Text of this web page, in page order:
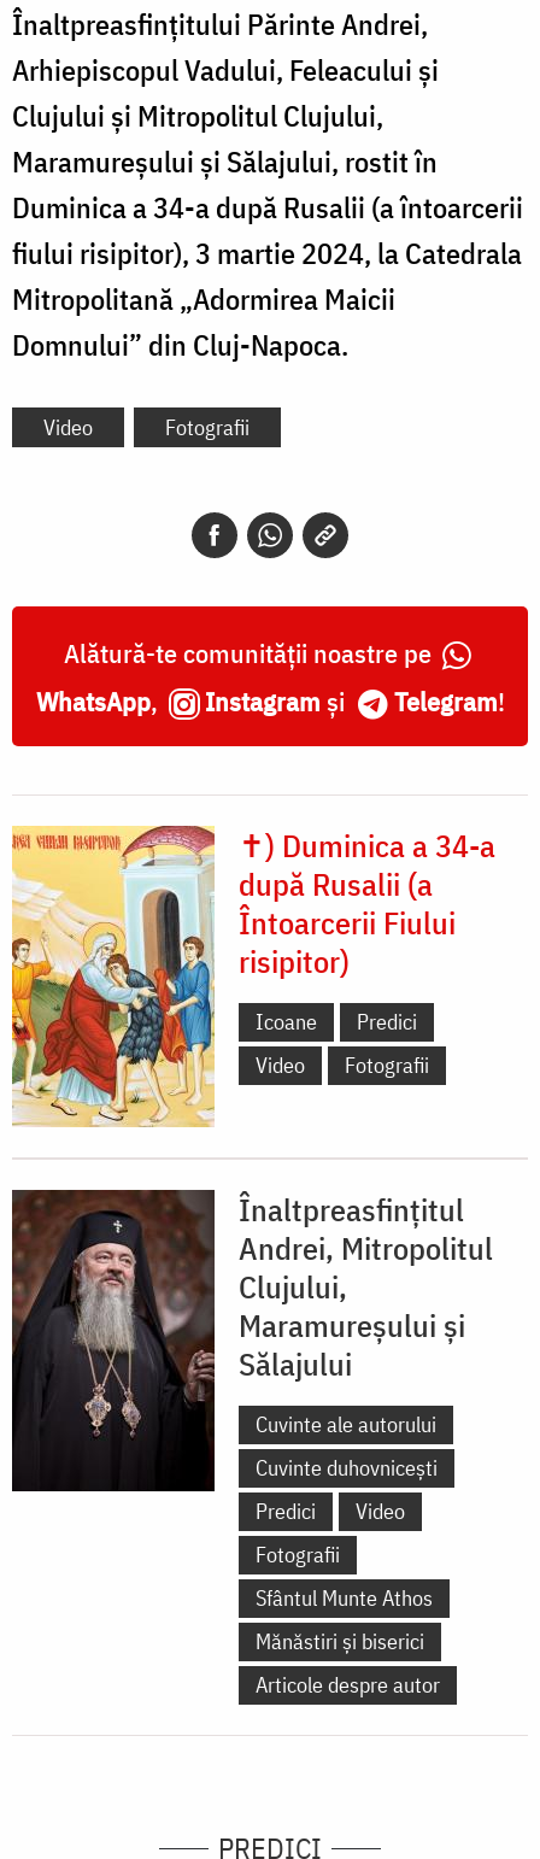
Înaltpreasfințitului Părinte Andrei,
Arhiepiscopul Vadului, Feleacului și
Clujului și Mitropolitul Clujului,
Maramureșului și Sălajului, rostit în
Duminica a 34-a după Rusalii (a întoarcerii
fiului risipitor), 3 martie 2024, la Catedrala
Mitropolitană „Adormirea Maicii
Domnului” din Cluj-Napoca.
Video Fotografii
Alătură-te comunității noastre pe
WhatsApp, Instagram și Telegram!
✝) Duminica a 34-a
după Rusalii (a
Întoarcerii Fiului
risipitor)
Icoane
Predici
Video
Fotografii
Înaltpreasfințitul
Andrei, Mitropolitul
Clujului,
Maramureșului și
Sălajului
Cuvinte ale autorului
Cuvinte duhovnicești
Predici
Video
Fotografii
Sfântul Munte Athos
Mănăstiri și biserici
Articole despre autor
PREDICI